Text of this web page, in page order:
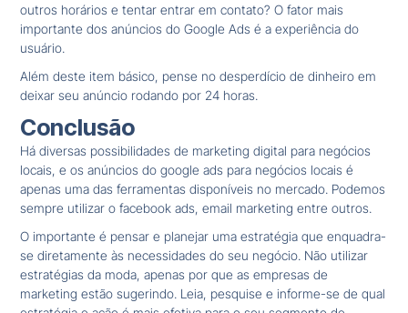
outros horários e tentar entrar em contato? O fator mais
importante dos anúncios do Google Ads é a experiência do
usuário.
Além deste item básico, pense no desperdício de dinheiro em
deixar seu anúncio rodando por 24 horas.
Conclusão
Há diversas possibilidades de marketing digital para negócios
locais, e os anúncios do google ads para negócios locais é
apenas uma das ferramentas disponíveis no mercado. Podemos
sempre utilizar o facebook ads, email marketing entre outros.
O importante é pensar e planejar uma estratégia que enquadra-
se diretamente às necessidades do seu negócio. Não utilizar
estratégias da moda, apenas por que as empresas de
marketing estão sugerindo. Leia, pesquise e informe-se de qual